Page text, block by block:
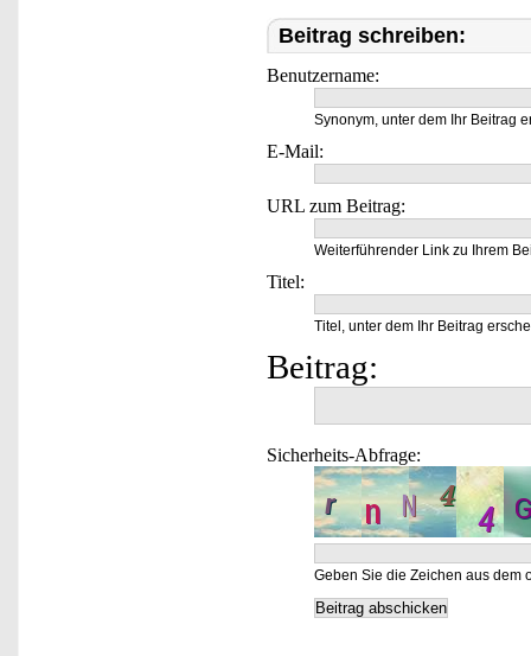
Beitrag schreiben:
Benutzername:
Synonym, unter dem Ihr Beitrag
E-Mail:
URL zum Beitrag:
Weiterführender Link zu Ihrem
Titel:
Titel, unter dem Ihr Beitrag
Beitrag:
Sicherheits-Abfrage:
Geben Sie die Zeichen aus dem